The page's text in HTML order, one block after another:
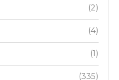
(2)
(4)
(1)
(335)